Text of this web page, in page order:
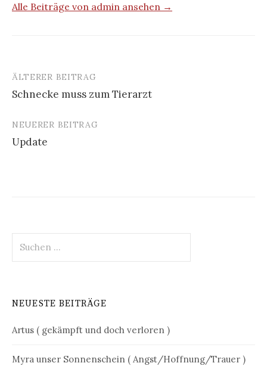
Alle Beiträge von admin ansehen →
Beitrags-
Navigation
ÄLTERER BEITRAG
Schnecke muss zum Tierarzt
NEUERER BEITRAG
Update
nach:
NEUESTE BEITRÄGE
Artus ( gekämpft und doch verloren )
Myra unser Sonnenschein ( Angst/Hoffnung/Trauer )